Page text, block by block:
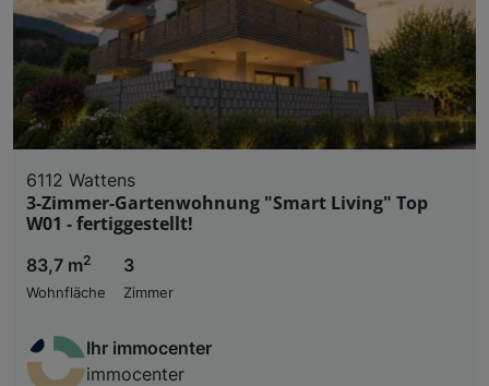
6112 Wattens
3-Zimmer-Gartenwohnung "Smart Living" Top
W01 - fertiggestellt!
83,7 m2
Wohnfläche
3
Zimmer
Ihr immocenter
immocenter